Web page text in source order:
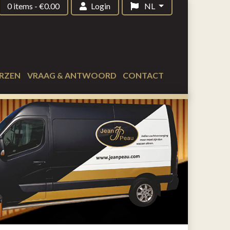
0 items -€0.00 Login NL
VRAAG & ANTWOORD CONTACT